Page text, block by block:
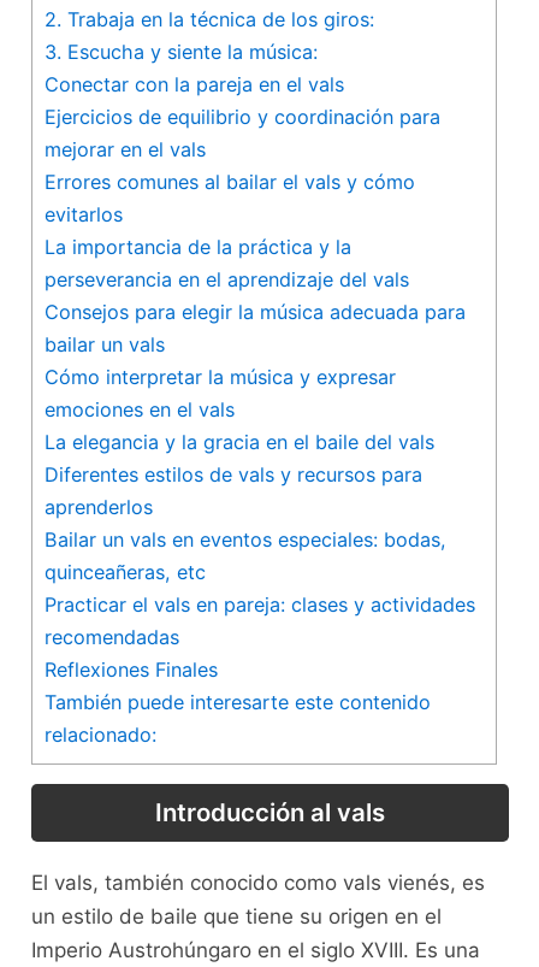
2. Trabaja en la técnica de los giros:
3. Escucha y siente la ‌música:
Conectar​ con la pareja en el vals
Ejercicios de equilibrio y coordinación para
mejorar en ‍el vals
Errores comunes al bailar el vals y cómo
evitarlos
La importancia de la ‍práctica y⁣ la
perseverancia en el aprendizaje del vals
Consejos para ⁤elegir la música adecuada para​
bailar un vals
Cómo interpretar la música‍ y ‌expresar
emociones en el vals
La elegancia y la gracia en el ⁢baile del vals
Diferentes estilos de vals y ⁤recursos para
aprenderlos
Bailar un vals en ⁣eventos⁤ especiales: bodas,
quinceañeras, etc
Practicar ‌el vals en pareja: clases y actividades
recomendadas
Reflexiones Finales
También puede interesarte este contenido
relacionado:
Introducción al​ vals
El vals, también conocido como vals vienés,⁢ es
un⁢ estilo de‍ baile ⁢que ‍tiene ‍su origen en el
Imperio Austrohúngaro en el‌ siglo XVIII. Es una